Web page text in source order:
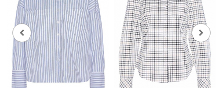
Cookies de rendimiento y analíticas
Estas cookies nos permiten contar las visitas y fuentes
de tráfico para poder evaluar el rendimiento de nuestro
sitio y mejorarlo. Nos ayudan a saber qué páginas son
las más o menos visitadas, y cómo los visitantes
navegan por el sitio. Toda la información que recogen
estas cookies es agregada y, por lo tanto, es anónima.
Cookies de preferencias